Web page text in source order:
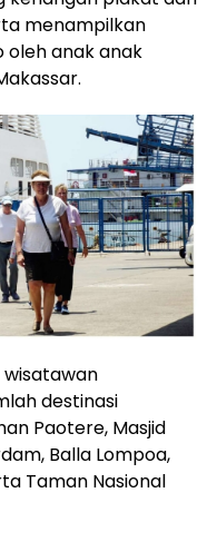
menampilkan
oleh anak anak
wisatawan
destinasi
Paotere, Masjid
Balla Lompoa,
Taman Nasional